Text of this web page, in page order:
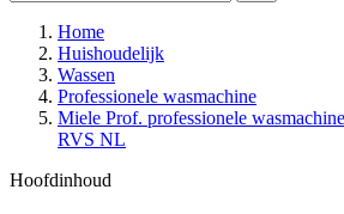
Home
Huishoudelijk
Wassen
Professionele wasmachine
Miele Prof. professionele
RVS NL
Hoofdinhoud